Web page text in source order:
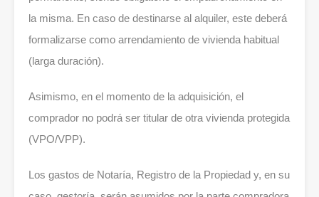
la misma. En caso de destinarse al alquiler, este deberá
formalizarse como arrendamiento de vivienda habitual
(larga duración).
Asimismo, en el momento de la adquisición, el
comprador no podrá ser titular de otra vivienda protegida
(VPO/VPP).
Los gastos de Notaría, Registro de la Propiedad y, en su